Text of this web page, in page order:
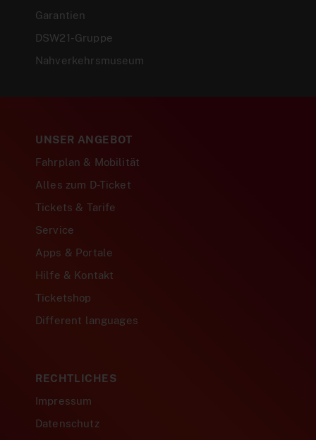
Garantien
DSW21-Gruppe
Nahverkehrsmuseum
UNSER ANGEBOT
Fahrplan & Mobilität
Alles zum D-Ticket
Tickets & Tarife
Service
Apps & Portale
Hilfe & Kontakt
Ticketshop
Different languages
RECHTLICHES
Impressum
Datenschutz